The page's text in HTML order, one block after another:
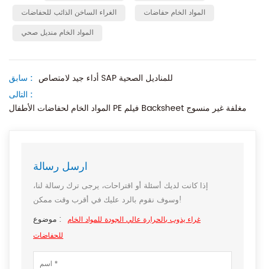
الغراء الساخن الذائب للحفاضات
المواد الخام حفاضات
المواد الخام منديل صحي
سابق :
أداء جيد لامتصاص SAP للمناديل الصحية
التالى :
المواد الخام لحفاضات الأطفال PE فيلم Backsheet مغلفة غير منسوج
ارسل رسالة
إذا كانت لديك أسئلة أو اقتراحات، يرجى ترك رسالة لنا،
وسوف نقوم بالرد عليك في أقرب وقت ممكن!
موضوع : غراء يذوب بالحرارة عالي الجودة للمواد الخام
للحفاضات